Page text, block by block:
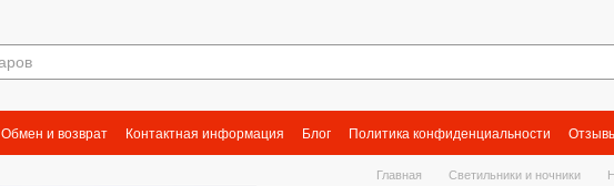
Обмен и возврат Контактная информация Блог Политика конфиденциальности
Главная Светильники и ночники